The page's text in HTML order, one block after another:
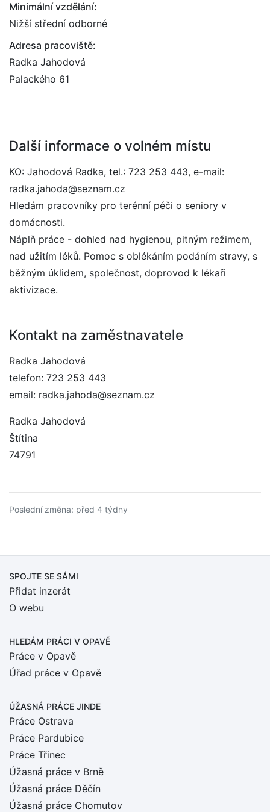
Minimální vzdělání:
Nižší střední odborné
Adresa pracoviště:
Radka Jahodová
Palackého 61
Další informace o volném místu
KO: Jahodová Radka, tel.: 723 253 443, e-mail:
radka.jahoda@seznam.cz
Hledám pracovníky pro terénní péči o seniory v
domácnosti.
Náplň práce - dohled nad hygienou, pitným režimem,
nad užitím léků. Pomoc s oblékáním podáním stravy, s
běžným úklidem, společnost, doprovod k lékaři
aktivizace.
Kontakt na zaměstnavatele
Radka Jahodová
telefon: 723 253 443
email: radka.jahoda@seznam.cz
Radka Jahodová
Štítina
74791
Poslední změna: před 4 týdny
SPOJTE SE SÁMI
Přidat inzerát
O webu
HLEDÁM PRÁCI V OPAVĚ
Práce v Opavě
Úřad práce v Opavě
ÚŽASNÁ PRÁCE JINDE
Práce Ostrava
Práce Pardubice
Práce Třinec
Úžasná práce v Brně
Úžasná práce Děčín
Úžasná práce Chomutov